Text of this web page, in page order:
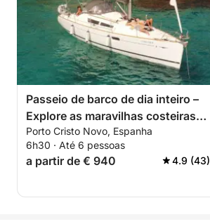
Passeio de barco de dia inteiro –
Explore as maravilhas costeiras
de Maiorca
Porto Cristo Novo, Espanha
6h30 · Até 6 pessoas
a partir de € 940 4.9 (43)